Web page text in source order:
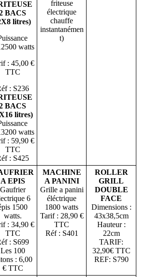
BACS
litres)
watts
: 45,00 €
TTC
: S236
BACS
litres)
watts
: 59,90 €
TTC
: S425
friteuse
électrique
chauffe
instantanémen
t)
A EPIS
Gaufrier
6
1500
watts.
: 34,90 €
TTC
: S699
Les 100
: 6,00
€ TTC
MACHINE
A PANINI
Grille a panini
éléctrique
1800 watts
Tarif : 28,90 €
TTC
Réf : S401
ROLLER
GRILL
DOUBLE
FACE
Dimensions :
43x38,5cm
Hauteur :
22cm
TARIF:
32,90€ TTC
REF: S790